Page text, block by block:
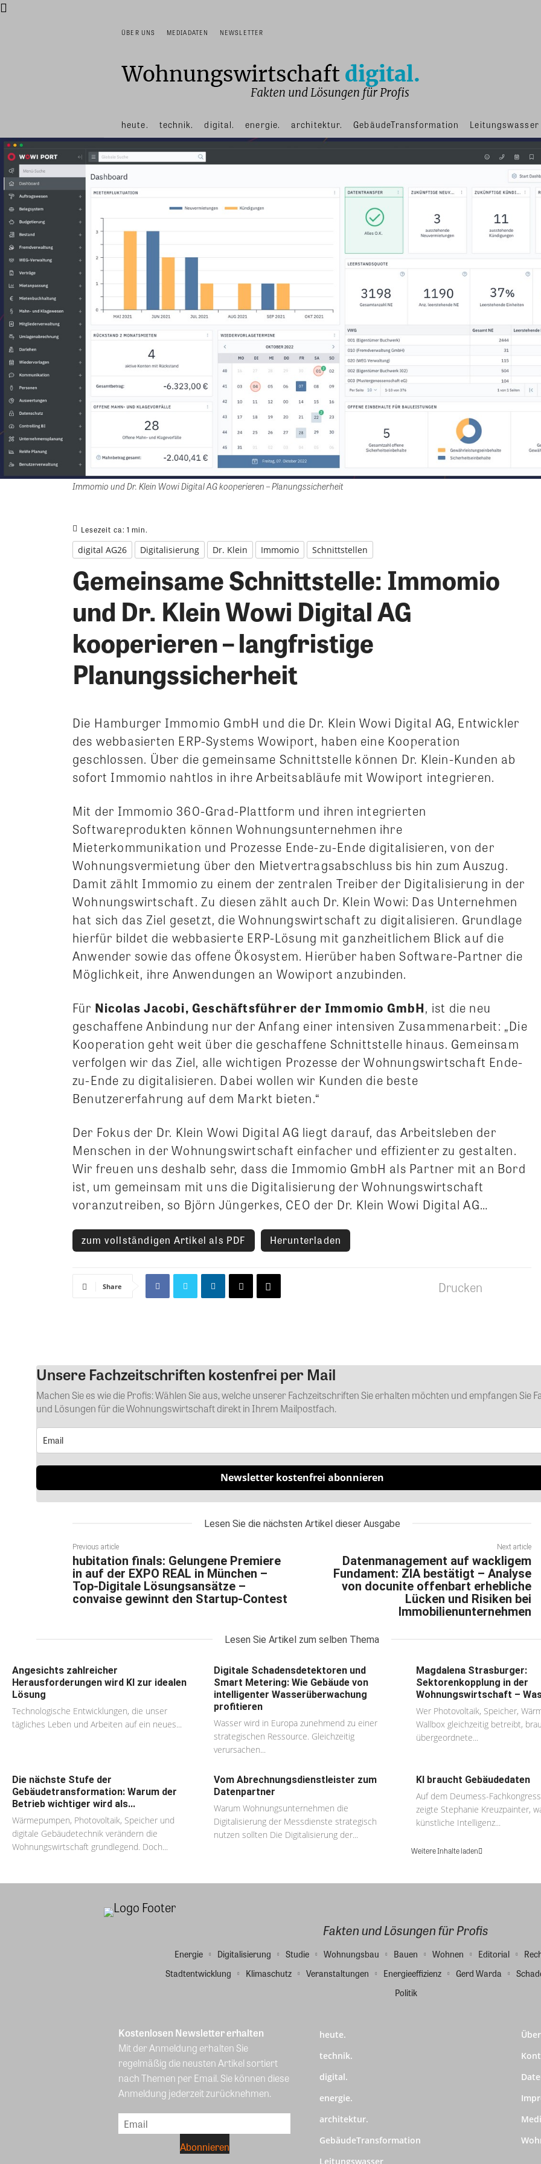
ÜBER UNS MEDIADATEN NEWSLETTER
heute. technik. digital. energie. architektur. GebäudeTransformation Leitungswasser
Immomio und Dr. Klein Wowi Digital AG kooperieren – Planungssicherheit
Lesezeit ca: 1 min.
digital AG26 Digitalisierung Dr. Klein Immomio Schnittstellen
Gemeinsame Schnittstelle: Immomio
und Dr. Klein Wowi Digital AG
kooperieren – langfristige
Planungssicherheit
Die Hamburger Immomio GmbH und die Dr. Klein Wowi Digital AG, Entwickler
des webbasierten ERP-Systems Wowiport, haben eine Kooperation
geschlossen. Über die gemeinsame Schnittstelle können Dr. Klein-Kunden ab
sofort Immomio nahtlos in ihre Arbeitsabläufe mit Wowiport integrieren.
Mit der Immomio 360-Grad-Plattform und ihren integrierten
Softwareprodukten können Wohnungsunternehmen ihre
Mieterkommunikation und Prozesse Ende-zu-Ende digitalisieren, von der
Wohnungsvermietung über den Mietvertragsabschluss bis hin zum Auszug.
Damit zählt Immomio zu einem der zentralen Treiber der Digitalisierung in der
Wohnungswirtschaft. Zu diesen zählt auch Dr. Klein Wowi: Das Unternehmen
hat sich das Ziel gesetzt, die Wohnungswirtschaft zu digitalisieren. Grundlage
hierfür bildet die webbasierte ERP-Lösung mit ganzheitlichem Blick auf die
Anwender sowie das offene Ökosystem. Hierüber haben Software-Partner die
Möglichkeit, ihre Anwendungen an Wowiport anzubinden.
Für Nicolas Jacobi, Geschäftsführer der Immomio GmbH, ist die neu
geschaffene Anbindung nur der Anfang einer intensiven Zusammenarbeit: „Die
Kooperation geht weit über die geschaffene Schnittstelle hinaus. Gemeinsam
verfolgen wir das Ziel, alle wichtigen Prozesse der Wohnungswirtschaft Ende-
zu-Ende zu digitalisieren. Dabei wollen wir Kunden die beste
Benutzererfahrung auf dem Markt bieten.“
Der Fokus der Dr. Klein Wowi Digital AG liegt darauf, das Arbeitsleben der
Menschen in der Wohnungswirtschaft einfacher und effizienter zu gestalten.
Wir freuen uns deshalb sehr, dass die Immomio GmbH als Partner mit an Bord
ist, um gemeinsam mit uns die Digitalisierung der Wohnungswirtschaft
voranzutreiben, so Björn Jüngerkes, CEO der Dr. Klein Wowi Digital AG…
zum vollständigen Artikel als PDF Herunterladen
Share Drucken
Kommentar
Unsere Fachzeitschriften kostenfrei per Mail
Machen Sie es wie die Profis: Wählen Sie aus, welche unserer Fachzeitschriften Sie erhalten möchten und empfangen Sie
und Lösungen für die Wohnungswirtschaft direkt in Ihrem Mailpostfach.
Newsletter kostenfrei abonnieren
Lesen Sie die nächsten Artikel dieser Ausgabe
Previous article
hubitation finals: Gelungene Premiere
in auf der EXPO REAL in München –
Top-Digitale Lösungsansätze –
convaise gewinnt den Startup-Contest
Next article
Datenmanagement auf wackligem
Fundament: ZIA bestätigt – Analyse
von docunite offenbart erhebliche
Lücken und Risiken bei
Immobilienunternehmen
Lesen Sie Artikel zum selben Thema
Angesichts zahlreicher
Herausforderungen wird KI zur idealen
Lösung
Technologische Entwicklungen, die unser
tägliches Leben und Arbeiten auf ein neues...
Digitale Schadensdetektoren und
Smart Metering: Wie Gebäude von
intelligenter Wasserüberwachung
profitieren
Wasser wird in Europa zunehmend zu einer
strategischen Ressource. Gleichzeitig
verursachen...
Magdalena Strasburger:
Sektorenkopplung in der
Wohnungswirtschaft –
Wer Photovoltaik, Speicher,
Wallbox gleichzeitig betreibt,
übergeordnete...
Die nächste Stufe der
Gebäudetransformation: Warum der
Betrieb wichtiger wird als...
Wärmepumpen, Photovoltaik, Speicher und
digitale Gebäudetechnik verändern die
Wohnungswirtschaft grundlegend. Doch...
Vom Abrechnungsdienstleister zum
Datenpartner
Warum Wohnungsunternehmen die
Digitalisierung der Messdienste strategisch
nutzen sollten Die Digitalisierung der...
KI braucht Gebäudedaten
Auf dem Deumess-
zeigte Stephanie Kreuzpainter,
künstliche Intelligenz...
Weitere Inhalte laden
Fakten und Lösungen für Profis
Energie Digitalisierung Studie Wohnungsbau Bauen Wohnen Editorial
Stadtentwicklung
Klimaschutz Veranstaltungen Energieeffizienz Gerd Warda
Politik
Kostenlosen Newsletter erhalten
Mit der Anmeldung erhalten Sie
regelmäßig die neusten Artikel sortiert
nach Themen per Email. Sie können diese
Anmeldung jederzeit zurücknehmen.
heute.
technik.
digital.
energie.
architektur.
GebäudeTransformation
Leitungswasser